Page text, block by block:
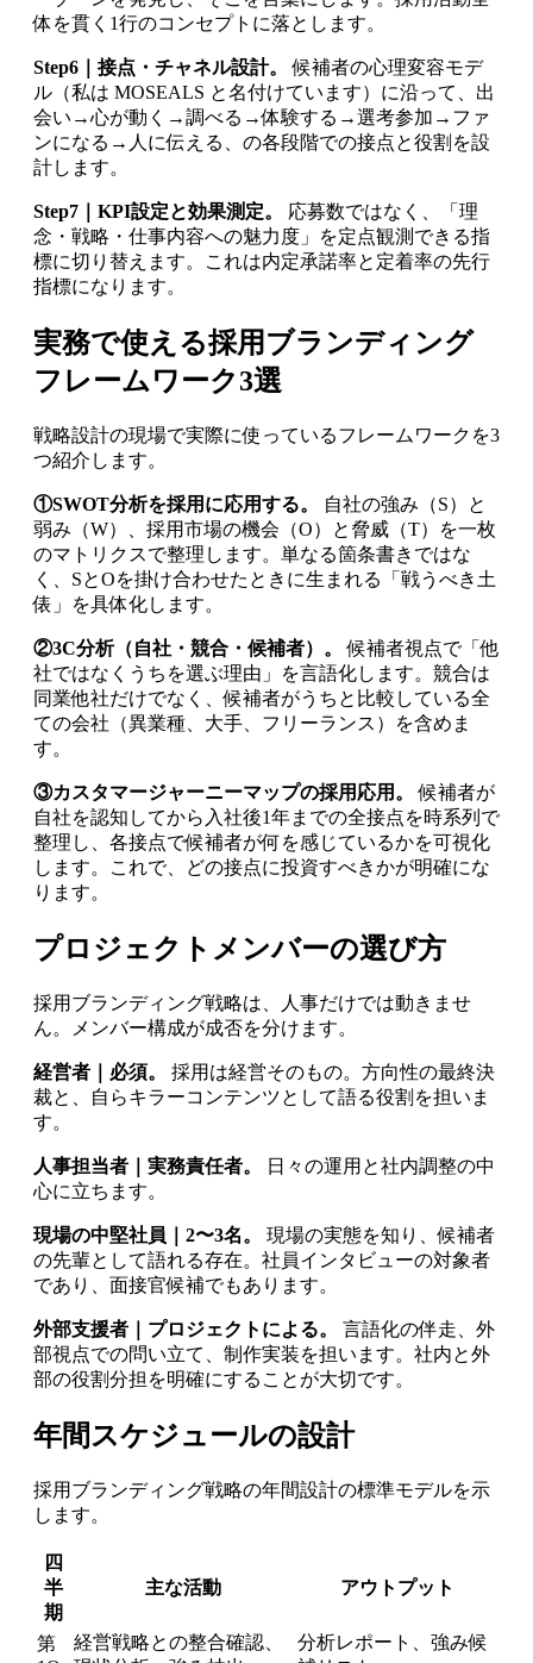
体を貫く1行のコンセプトに落とします。
Step6｜接点・チャネル設計。
候補者の心理変容モデ
ル（私は MOSEALS と名付けています）に沿って、出
会い→心が動く→調べる→体験する→選考参加→ファ
ンになる→人に伝える、の各段階での接点と役割を設
計します。
Step7｜KPI設定と効果測定。
応募数ではなく、「理
念・戦略・仕事内容への魅力度」を定点観測できる指
標に切り替えます。これは内定承諾率と定着率の先行
指標になります。
実務で使える採用ブランディング
フレームワーク3選
戦略設計の現場で実際に使っているフレームワークを3
つ紹介します。
①SWOT分析を採用に応用する。
自社の強み（S）と
弱み（W）、採用市場の機会（O）と脅威（T）を一枚
のマトリクスで整理します。単なる箇条書きではな
く、SとOを掛け合わせたときに生まれる「戦うべき土
俵」を具体化します。
②3C分析（自社・競合・候補者）。
候補者視点で「他
社ではなくうちを選ぶ理由」を言語化します。競合は
同業他社だけでなく、候補者がうちと比較している全
ての会社（異業種、大手、フリーランス）を含めま
す。
③カスタマージャーニーマップの採用応用。
候補者が
自社を認知してから入社後1年までの全接点を時系列で
整理し、各接点で候補者が何を感じているかを可視化
します。これで、どの接点に投資すべきかが明確にな
ります。
プロジェクトメンバーの選び方
採用ブランディング戦略は、人事だけでは動きませ
ん。メンバー構成が成否を分けます。
経営者｜必須。
採用は経営そのもの。方向性の最終決
裁と、自らキラーコンテンツとして語る役割を担いま
す。
人事担当者｜実務責任者。
日々の運用と社内調整の中
心に立ちます。
現場の中堅社員｜2〜3名。
現場の実態を知り、候補者
の先輩として語れる存在。社員インタビューの対象者
であり、面接官候補でもあります。
外部支援者｜プロジェクトによる。
言語化の伴走、外
部視点での問い立て、制作実装を担います。社内と外
部の役割分担を明確にすることが大切です。
年間スケジュールの設計
採用ブランディング戦略の年間設計の標準モデルを示
します。
四
半
期
主な活動 アウトプット
第
経営戦略との整合確認、
分析レポート、強み候